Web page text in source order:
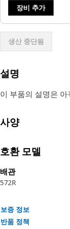
장비 추가
생산 중단됨
설명
이 부품의 설명은
사양
호환 모델
배관
572R
보증 정보
반품 정책